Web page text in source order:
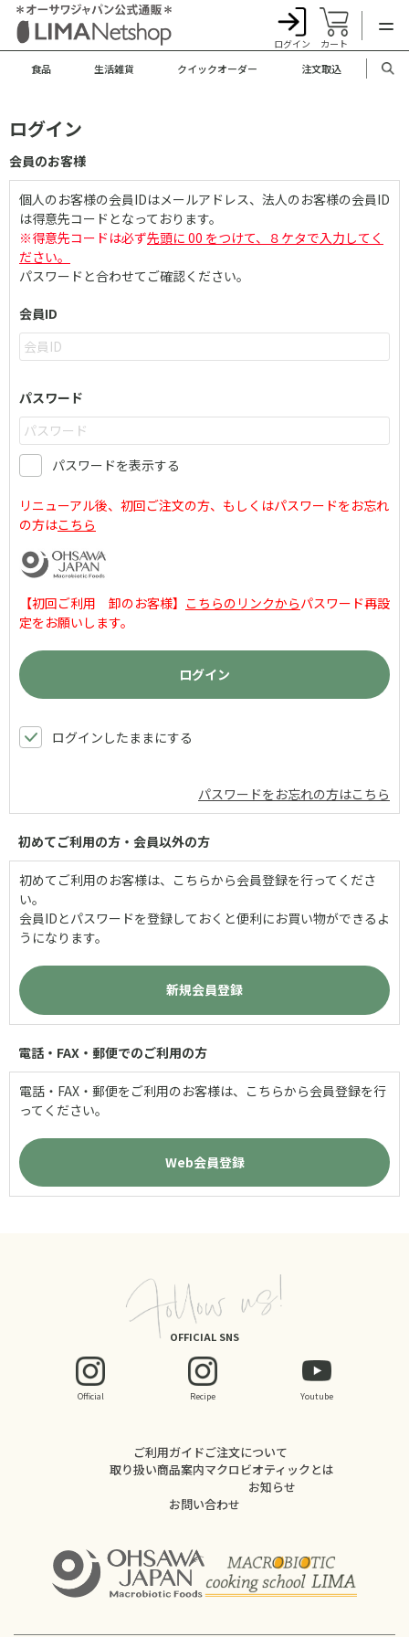
ログイン カート
食品 生活雑貨 クイックオーダー 注文取込
ログイン
会員のお客様
個人のお客様の会員IDはメールアドレス、法人のお客様の会員ID
は得意先コードとなっております。
※得意先コードは必ず先頭に 00 をつけて、８ケタで入力してく
ださい。
パスワードと合わせてご確認ください。
会員ID
パスワード
パスワードを表示する
リニューアル後、初回ご注文の方、もしくはパスワードをお忘れ
の方はこちら
【初回ご利用 卸のお客様】 こちらのリンクからパスワード再設
定をお願いします。
ログインしたままにする
パスワードをお忘れの方はこちら
初めてご利用の方・会員以外の方
初めてご利用のお客様は、こちらから会員登録を行ってくださ
い。
会員IDとパスワードを登録しておくと便利にお買い物ができるよ
うになります。
電話・FAX・郵便でのご利用の方
電話・FAX・郵便をご利用のお客様は、こちらから会員登録を行
ってください。
OFFICIAL SNS
Official Recipe Youtube
ご利用ガイドご注文について
取り扱い商品案内マクロビオティックとは
お知らせ
お問い合わせ